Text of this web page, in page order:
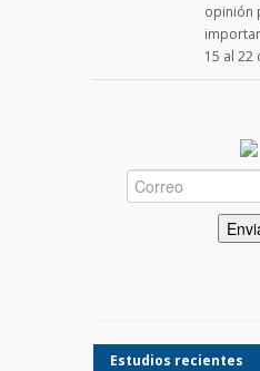
opinión
15 al 22
Estudios recientes